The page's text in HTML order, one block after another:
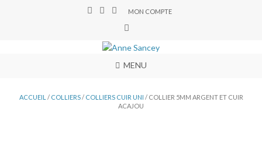
MON COMPTE
MENU
ACCUEIL / COLLIERS/ COLLIERS CUIR UNI / COLLIER 5MM ARGENT ET CUIR
ACAJOU